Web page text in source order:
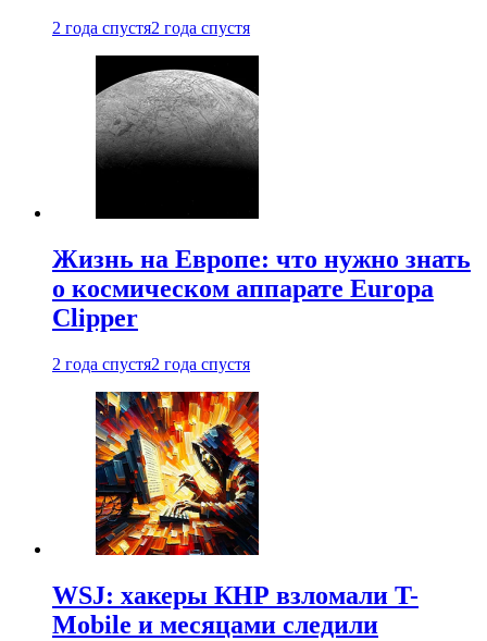
2 года спустя2 года спустя
Жизнь на Европе: что нужно знать
о космическом аппарате Europa
Clipper
2 года спустя2 года спустя
WSJ: хакеры КНР взломали T-
Mobile и месяцами следили